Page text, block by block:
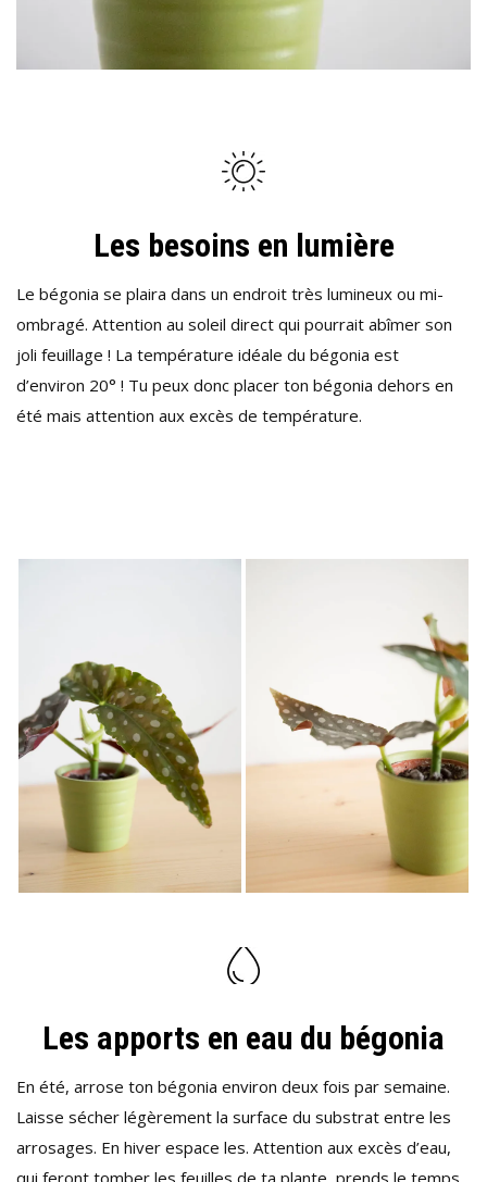
Les besoins en lumière
Le bégonia se plaira dans un endroit très lumineux ou mi-
ombragé. Attention au soleil direct qui pourrait abîmer son
joli feuillage ! La température idéale du bégonia est
d’environ 20° ! Tu peux donc placer ton bégonia dehors en
été mais attention aux excès de température.
Les apports en eau du bégonia
En été, arrose ton bégonia environ deux fois par semaine.
Laisse sécher légèrement la surface du substrat entre les
arrosages. En hiver espace les. Attention aux excès d’eau,
qui feront tomber les feuilles de ta plante, prends le temps